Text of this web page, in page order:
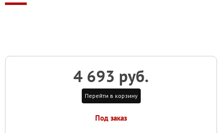
4 693 руб.
Перейти в корзину
Под заказ